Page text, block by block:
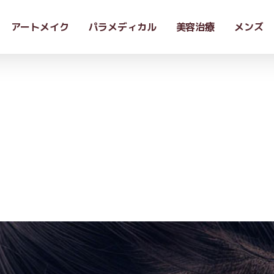
アートメイク パラメディカル 美容治療 メンズ